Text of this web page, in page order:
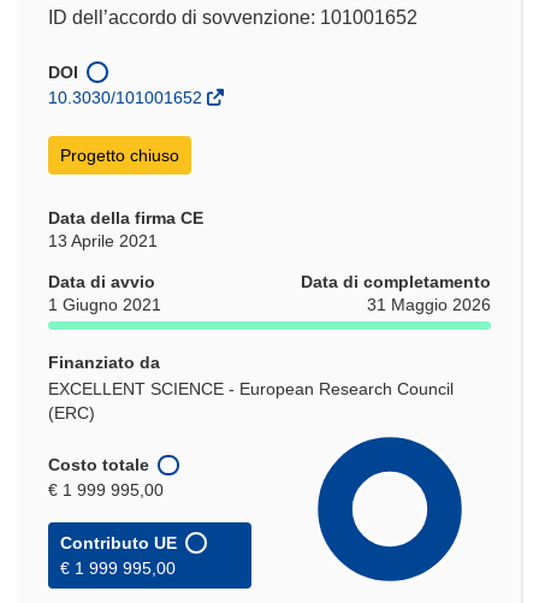
ID dell’accordo di sovvenzione: 101001652
DOI
10.3030/101001652
Progetto chiuso
Data della firma CE
13 Aprile 2021
Data di avvio
1 Giugno 2021
Data di completamento
31 Maggio 2026
Finanziato da
EXCELLENT SCIENCE - European Research Council
(ERC)
Costo totale
€ 1 999 995,00
Contributo UE
€ 1 999 995,00